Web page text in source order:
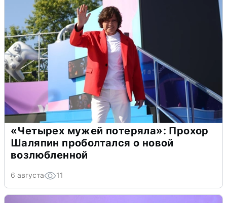
«Четырех мужей потеряла»: Прохор
Шаляпин проболтался о новой
возлюбленной
6 августа 11